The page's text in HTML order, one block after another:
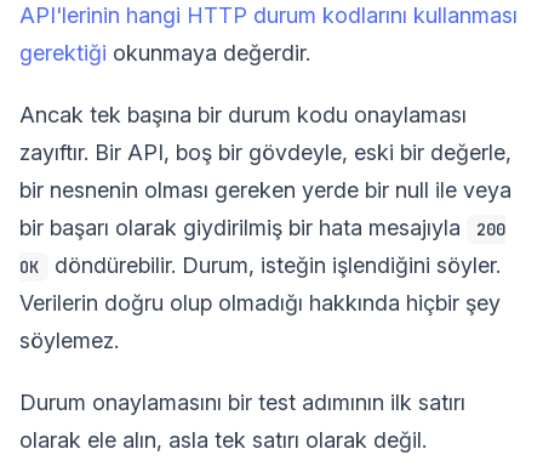
API'lerinin hangi HTTP durum kodlarını kullanması
gerektiği okunmaya değerdir.
Ancak tek başına bir durum kodu onaylaması
zayıftır. Bir API, boş bir gövdeyle, eski bir değerle,
bir nesnenin olması gereken yerde bir null ile veya
bir başarı olarak giydirilmiş bir hata mesajıyla
200
OK
döndürebilir. Durum, isteğin işlendiğini söyler.
Verilerin doğru olup olmadığı hakkında hiçbir şey
söylemez.
Durum onaylamasını bir test adımının ilk satırı
olarak ele alın, asla tek satırı olarak değil.